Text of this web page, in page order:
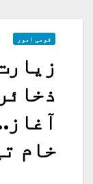
قومی امور
خام